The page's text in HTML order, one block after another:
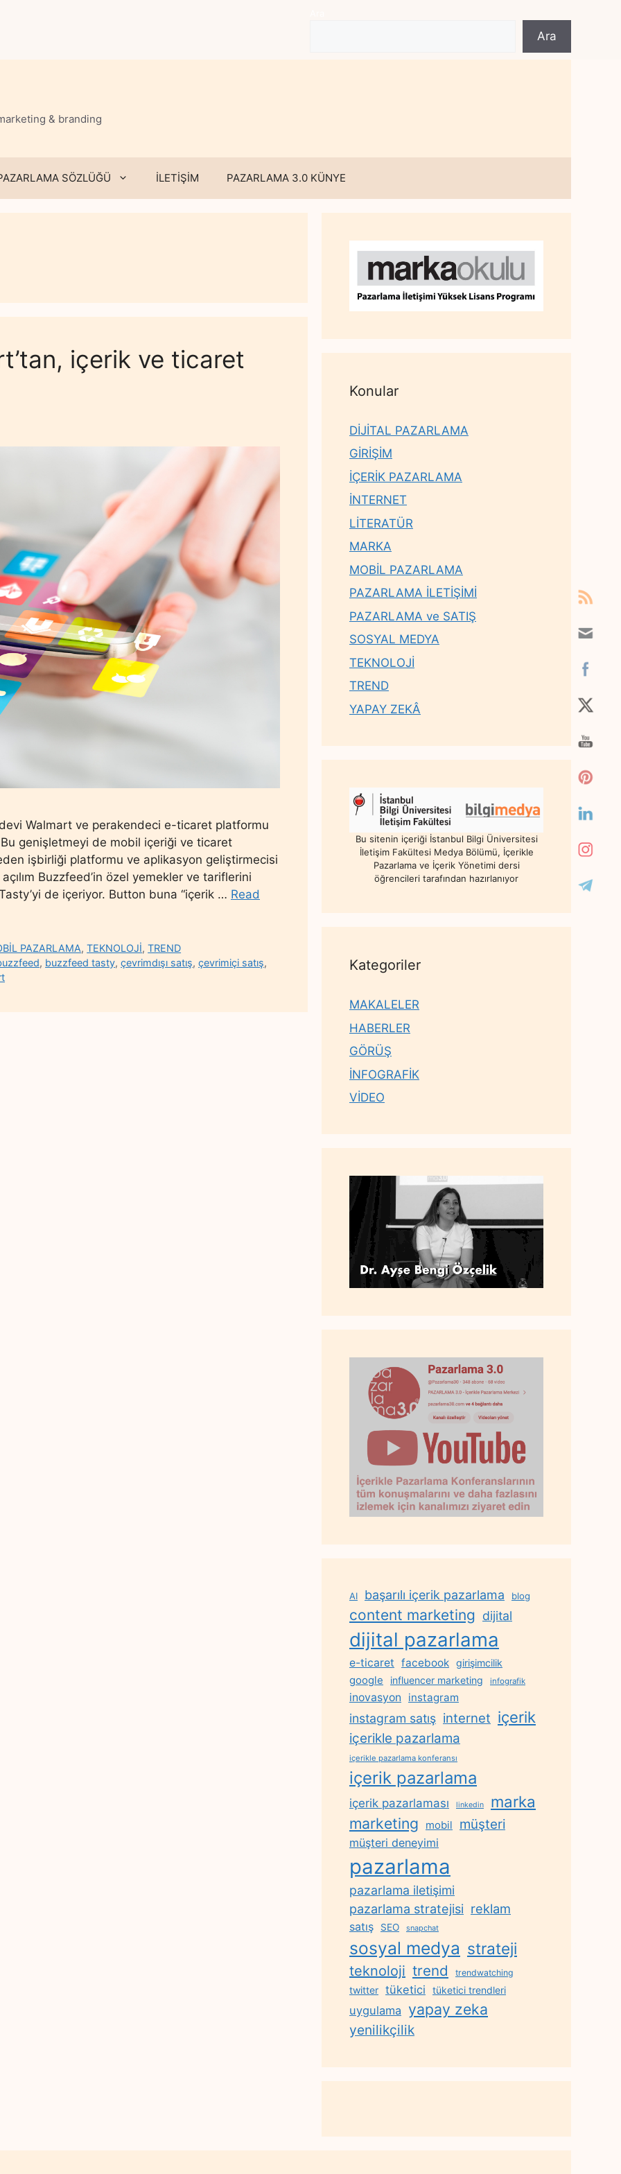
Ara
& branding
SÖZLÜĞÜ İLETİŞİM PAZARLAMA 3.0 KÜNYE
içerik ve ticaret
Walmart ve perakendeci e-ticaret platformu
genişletmeyi de mobil içeriği ve ticaret
işbirliği platformu ve aplikasyon geliştirmecisi
Buzzfeed’in özel yemekler ve tariflerini
de içeriyor. Button buna “içerik … Read
PAZARLAMA,TEKNOLOJİ,TREND
, buzzfeed tasty,çevrimdışı satış,çevrimiçi satış,
Konular
DİJİTAL PAZARLAMA
GİRİŞİM
İÇERİK PAZARLAMA
İNTERNET
LİTERATÜR
MARKA
MOBİL PAZARLAMA
PAZARLAMA İLETİŞİMİ
PAZARLAMA ve SATIŞ
SOSYAL MEDYA
TEKNOLOJİ
TREND
YAPAY ZEKÂ
Bu sitenin içeriği İstanbul Bilgi Üniversitesi
İletişim Fakültesi Medya Bölümü, İçerikle
Pazarlama ve İçerik Yönetimi dersi
öğrencileri tarafından hazırlanıyor
Kategoriler
MAKALELER
HABERLER
GÖRÜŞ
İNFOGRAFİK
VİDEO
AI başarılı içerik pazarlama blog
content marketing dijital
dijital pazarlama
e-ticaret facebook girişimcilik
google influencer marketing infografik
inovasyon instagram
instagram satış internet içerik
içerikle pazarlama
içerikle pazarlama konferansı
içerik pazarlama
içerik pazarlaması linkedin marka
marketing mobil müşteri
müşteri deneyimi
pazarlama
pazarlama iletişimi
pazarlama stratejisi reklam
satış SEO snapchat
sosyal medya strateji
teknoloji trend trendwatching
twitter tüketici tüketici trendleri
uygulama yapay zeka
yenilikçilik